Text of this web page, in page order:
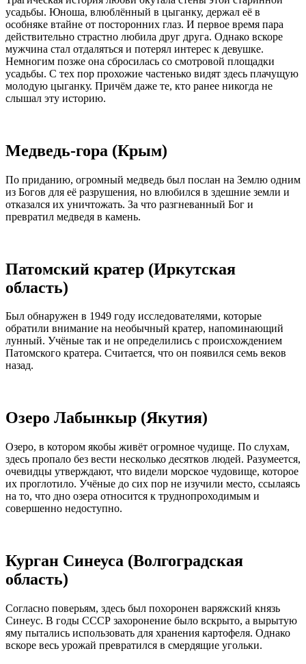
усадьбы. Юноша, влюблённый в цыганку, держал её в
особняке втайне от посторонних глаз. И первое время пара
действительно страстно любила друг друга. Однако вскоре
мужчина стал отдаляться и потерял интерес к девушке.
Немногим позже она сбросилась со смотровой площадки
усадьбы. С тех пор прохожие частенько видят здесь плачущую
молодую цыганку. Причём даже те, кто ранее никогда не
слышал эту историю.
Медведь-гора (Крым)
По приданию, огромный медведь был послан на Землю одним
из Богов для её разрушения, но влюбился в здешние земли и
отказался их уничтожать. За что разгневанный Бог и
превратил медведя в камень.
Патомский кратер (Иркутская
область)
Был обнаружен в 1949 году исследователями, которые
обратили внимание на необычный кратер, напоминающий
лунный. Учёные так и не определились с происхождением
Патомского кратера. Считается, что он появился семь веков
назад.
Озеро Лабынкыр (Якутия)
Озеро, в котором якобы живёт огромное чудище. По слухам,
здесь пропало без вести несколько десятков людей. Разумеется,
очевидцы утверждают, что видели морское чудовище, которое
их проглотило. Учёные до сих пор не изучили место, ссылаясь
на то, что дно озера относится к труднопроходимым и
совершенно недоступно.
Курган Синеуса (Волгоградская
область)
Согласно поверьям, здесь был похоронен варяжский князь
Синеус. В годы СССР захоронение было вскрыто, а вырытую
яму пытались использовать для хранения картофеля. Однако
вскоре весь урожай превратился в смердящие угольки.